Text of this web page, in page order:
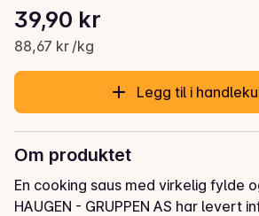
Gjeldende pris er: 39,90 kr
39,90 kr
88,67 kr /kg
Stykkpris: 88,67 kr /kg
Legg til i
Om produktet
En cooking saus med virkelig fylde
HAUGEN - GRUPPEN AS har levert